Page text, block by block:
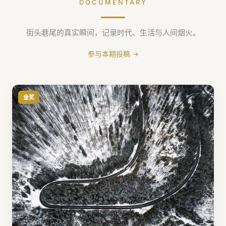
DOCUMENTARY
街头巷尾的真实瞬间，记录时代、生活与人间烟火。
参与本期投稿 →
金奖